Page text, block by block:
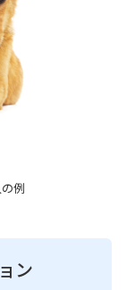
例
ン